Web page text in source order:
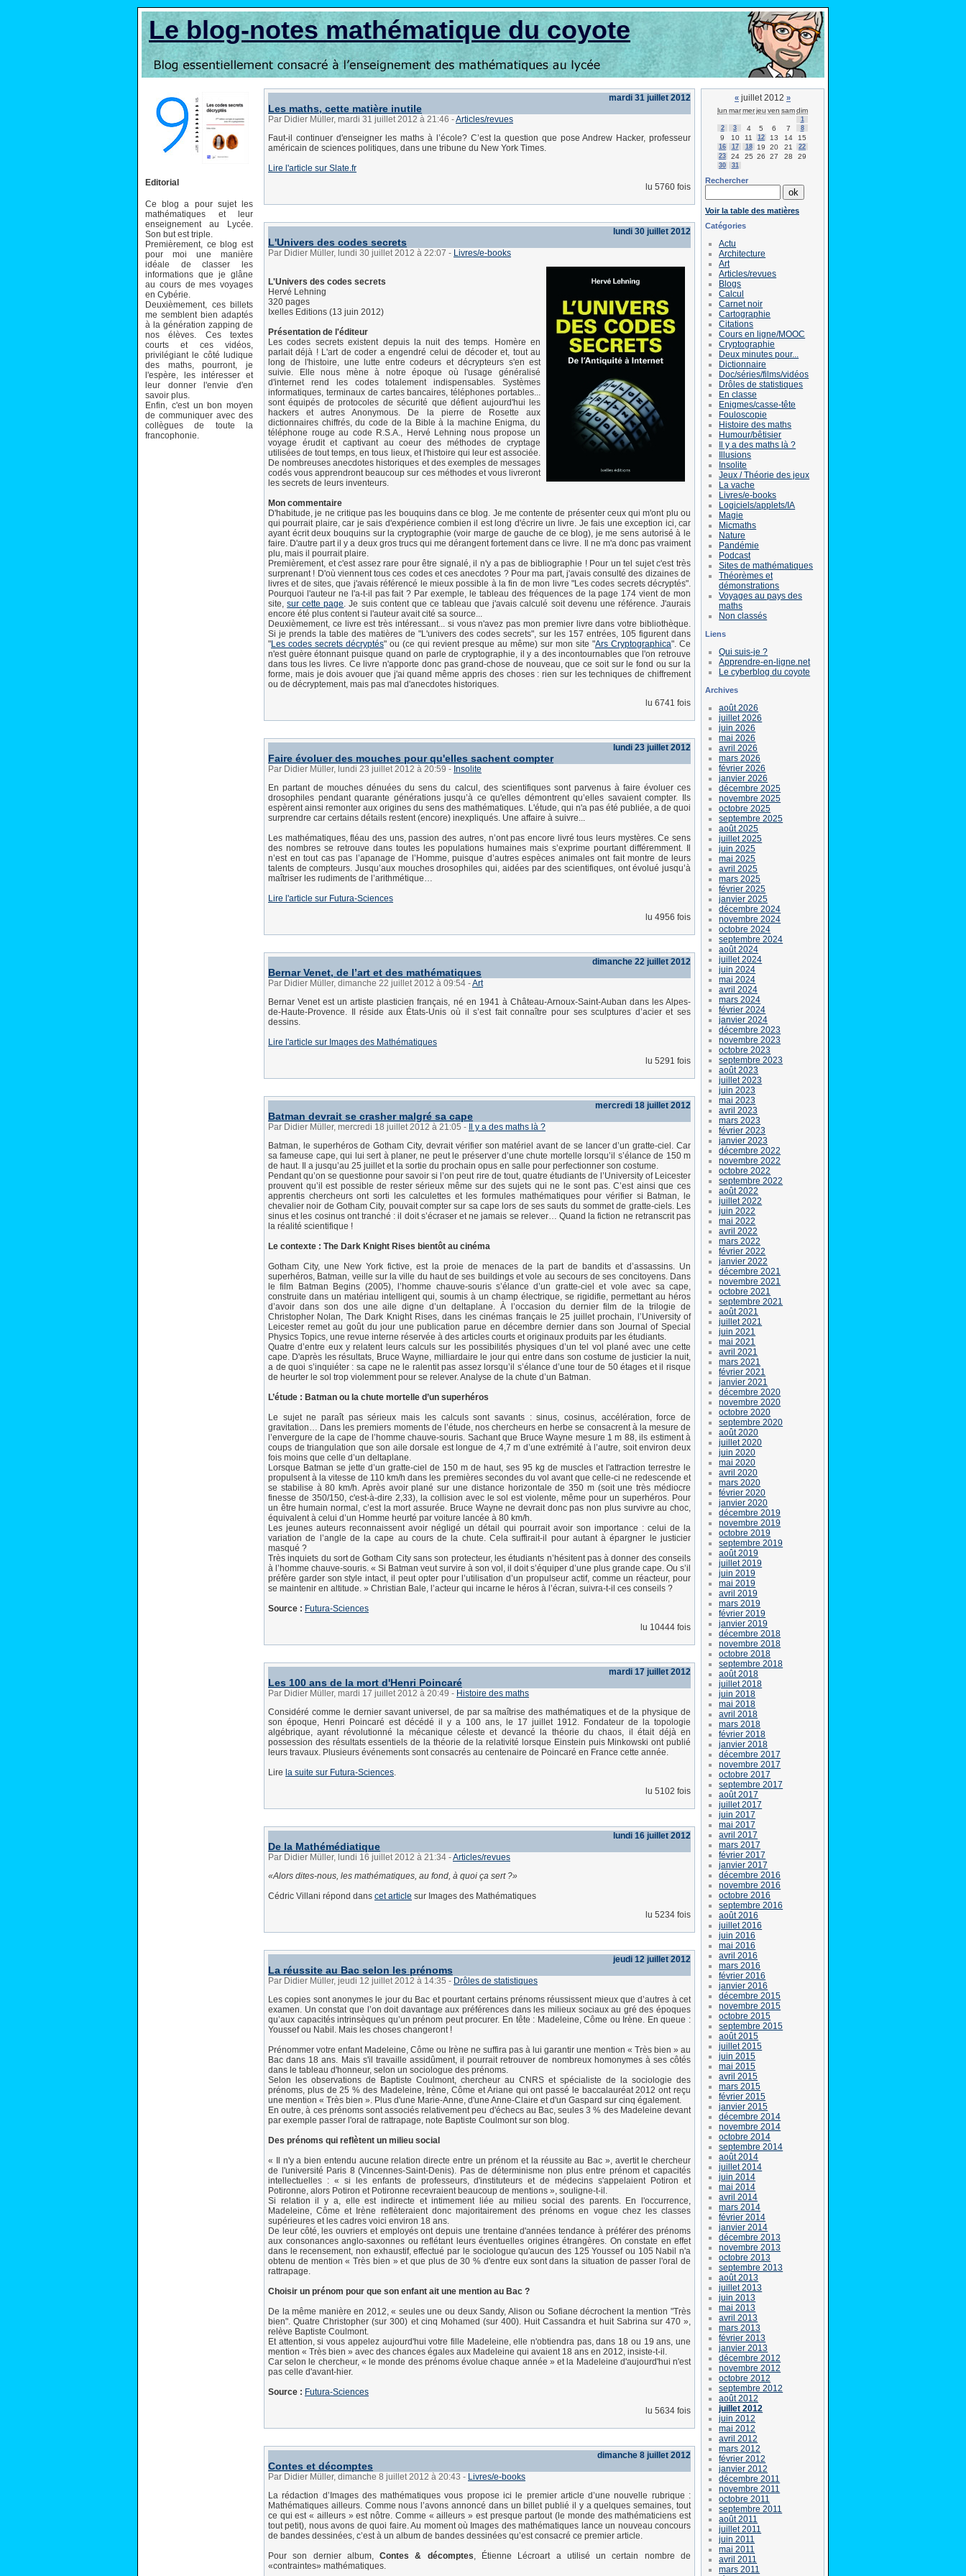
Le blog-notes mathématique du coyote
Editorial
Ce blog a pour sujet les
mathématiques et leur
enseignement au Lycée.
Son but est triple.
Premièrement, ce blog est
pour moi une manière
idéale de classer les
informations que je glâne
au cours de mes voyages
en Cybérie.
Deuxièmement, ces billets
me semblent bien adaptés
à la génération zapping de
nos élèves. Ces textes
courts et ces vidéos,
privilégiant le côté ludique
des maths, pourront, je
l'espère, les intéresser et
leur donner l'envie d'en
savoir plus.
Enfin, c'est un bon moyen
de communiquer avec des
collègues de toute la
francophonie.
mardi 31 juillet 2012
Les maths, cette matière inutile
Par Didier Müller, mardi 31 juillet 2012 à 21:46 -Articles/revues
Faut-il continuer d'enseigner les maths à l’école? C’est la question que pose Andrew Hacker, professeur
américain de sciences politiques, dans une tribune du New York Times.
Lire l'article sur Slate.fr
lu 5760 fois
lundi 30 juillet 2012
L'Univers des codes secrets
Par Didier Müller, lundi 30 juillet 2012 à 22:07 - Livres/e-books
L'Univers des codes secrets
Hervé Lehning
320 pages
Ixelles Editions (13 juin 2012)
Présentation de l'éditeur
Les codes secrets existent depuis la nuit des temps. Homère en
parlait déjà ! L'art de coder a engendré celui de décoder et, tout au
long de l'histoire, une lutte entre codeurs et décrypteurs s'en est
suivie. Elle nous mène à notre époque où l'usage généralisé
d'internet rend les codes totalement indispensables. Systèmes
informatiques, terminaux de cartes bancaires, téléphones portables...
sont équipés de protocoles de sécurité que défient aujourd'hui les
hackers et autres Anonymous. De la pierre de Rosette aux
dictionnaires chiffrés, du code de la Bible à la machine Enigma, du
téléphone rouge au code R.S.A., Hervé Lehning nous propose un
voyage érudit et captivant au coeur des méthodes de cryptage
utilisées de tout temps, en tous lieux, et l'histoire qui leur est associée.
De nombreuses anecdotes historiques et des exemples de messages
codés vous apprendront beaucoup sur ces méthodes et vous livreront
les secrets de leurs inventeurs.
Mon commentaire
D'habitude, je ne critique pas les bouquins dans ce blog. Je me contente de présenter ceux qui m'ont plu ou
qui pourrait plaire, car je sais d'expérience combien il est long d'écrire un livre. Je fais une exception ici, car
ayant écrit deux bouquins sur la cryptographie (voir marge de gauche de ce blog), je me sens autorisé à le
faire. D'autre part il y a deux gros trucs qui me dérangent fortement dans ce livre. Il ne m'a donc pas vraiment
plu, mais il pourrait plaire.
Premièrement, et c'est assez rare pour être signalé, il n'y a pas de bibliographie ! Pour un tel sujet c'est très
surprenant ! D'où viennent tous ces codes et ces anecdotes ? Pour ma part, j'avais consulté des dizaines de
livres et de sites, que j'avais référencé le mieux possible à la fin de mon livre "Les codes secrets décryptés".
Pourquoi l'auteur ne l'a-t-il pas fait ? Par exemple, le tableau des fréquences de la page 174 vient de mon
site,sur cette page. Je suis content que ce tableau que j'avais calculé soit devenu une référence. J'aurais
encore été plus content si l'auteur avait cité sa source...
Deuxièmement, ce livre est très intéressant... si vous n'avez pas mon premier livre dans votre bibliothèque.
Si je prends la table des matières de "L'univers des codes secrets", sur les 157 entrées, 105 figurent dans
"Les codes secrets décryptés" ou (ce qui revient presque au même) sur mon site "Ars Cryptographica". Ce
n'est guère étonnant puisque quand on parle de cryptographie, il y a des incontournables que l'on retrouve
dans tous les livres. Ce livre n'apporte donc pas grand-chose de nouveau, que ce soit sur le fond ou sur la
forme, mais je dois avouer que j'ai quand même appris des choses : rien sur les techniques de chiffrement
ou de décryptement, mais pas mal d'anecdotes historiques.
lu 6741 fois
lundi 23 juillet 2012
Faire évoluer des mouches pour qu'elles sachent compter
Par Didier Müller, lundi 23 juillet 2012 à 20:59 - Insolite
En partant de mouches dénuées du sens du calcul, des scientifiques sont parvenus à faire évoluer ces
drosophiles pendant quarante générations jusqu’à ce qu'elles démontrent qu’elles savaient compter. Ils
espèrent ainsi remonter aux origines du sens des mathématiques. L'étude, qui n'a pas été publiée, a de quoi
surprendre car certains détails restent (encore) inexpliqués. Une affaire à suivre...
Les mathématiques, fléau des uns, passion des autres, n’ont pas encore livré tous leurs mystères. Ce sens
des nombres se retrouve dans toutes les populations humaines mais s’exprime pourtant différemment. Il
n’est en tout cas pas l’apanage de l’Homme, puisque d’autres espèces animales ont fait montre de leurs
talents de compteurs. Jusqu’aux mouches drosophiles qui, aidées par des scientifiques, ont évolué jusqu’à
maîtriser les rudiments de l’arithmétique…
Lire l'article sur Futura-Sciences
lu 4956 fois
dimanche 22 juillet 2012
Bernar Venet, de l’art et des mathématiques
Par Didier Müller, dimanche 22 juillet 2012 à 09:54 -Art
Bernar Venet est un artiste plasticien français, né en 1941 à Château-Arnoux-Saint-Auban dans les Alpes-
de-Haute-Provence. Il réside aux États-Unis où il s’est fait connaître pour ses sculptures d’acier et ses
dessins.
Lire l'article sur Images des Mathématiques
lu 5291 fois
mercredi 18 juillet 2012
Batman devrait se crasher malgré sa cape
Par Didier Müller, mercredi 18 juillet 2012 à 21:05 -
Il y a des maths là ?
Batman, le superhéros de Gotham City, devrait vérifier son matériel avant de se lancer d’un gratte-ciel. Car
sa fameuse cape, qui lui sert à planer, ne peut le préserver d’une chute mortelle lorsqu’il s’élance de 150 m
de haut. Il a jusqu’au 25 juillet et la sortie du prochain opus en salle pour perfectionner son costume.
Pendant qu’on se questionne pour savoir si l’on peut rire de tout, quatre étudiants de l’University of Leicester
prouvent qu’il est possible de rester sérieux même sur des sujets qui ne le sont pas. C’est ainsi que ces
apprentis chercheurs ont sorti les calculettes et les formules mathématiques pour vérifier si Batman, le
chevalier noir de Gotham City, pouvait compter sur sa cape lors de ses sauts du sommet de gratte-ciels. Les
sinus et les cosinus ont tranché : il doit s’écraser et ne jamais se relever… Quand la fiction ne retranscrit pas
la réalité scientifique !
Le contexte : The Dark Knight Rises bientôt au cinéma
Gotham City, une New York fictive, est la proie de menaces de la part de bandits et d’assassins. Un
superhéros, Batman, veille sur la ville du haut de ses buildings et vole au secours de ses concitoyens. Dans
le film Batman Begins (2005), l’homme chauve-souris s’élance d’un gratte-ciel et vole avec sa cape,
construite dans un matériau intelligent qui, soumis à un champ électrique, se rigidifie, permettant au héros
d’avoir dans son dos une aile digne d’un deltaplane. À l’occasion du dernier film de la trilogie de
Christopher Nolan, The Dark Knight Rises, dans les cinémas français le 25 juillet prochain, l’University of
Leicester remet au goût du jour une publication parue en décembre dernier dans son Journal of Special
Physics Topics, une revue interne réservée à des articles courts et originaux produits par les étudiants.
Quatre d’entre eux y relatent leurs calculs sur les possibilités physiques d’un tel vol plané avec une cette
cape. D'après les résultats, Bruce Wayne, milliardaire le jour qui entre dans son costume de justicier la nuit,
a de quoi s’inquiéter : sa cape ne le ralentit pas assez lorsqu’il s’élance d’une tour de 50 étages et il risque
de heurter le sol trop violemment pour se relever. Analyse de la chute d’un Batman.
L’étude : Batman ou la chute mortelle d’un superhéros
Le sujet ne paraît pas sérieux mais les calculs sont savants : sinus, cosinus, accélération, force de
gravitation… Dans les premiers moments de l’étude, nos chercheurs en herbe se consacrent à la mesure de
l’envergure de la cape de l’homme chauve-souris. Sachant que Bruce Wayne mesure 1 m 88, ils estiment à
coups de triangulation que son aile dorsale est longue de 4,7 m d’une extrémité à l’autre, soit environ deux
fois moins que celle d’un deltaplane.
Lorsque Batman se jette d’un gratte-ciel de 150 m de haut, ses 95 kg de muscles et l'attraction terrestre le
propulsent à la vitesse de 110 km/h dans les premières secondes du vol avant que celle-ci ne redescende et
se stabilise à 80 km/h. Après avoir plané sur une distance horizontale de 350 m (soit une très médiocre
finesse de 350/150, c'est-à-dire 2,33), la collision avec le sol est violente, même pour un superhéros. Pour
un être humain normal, c’est la mort assurée. Bruce Wayne ne devrait donc pas non plus survivre au choc,
équivalent à celui d’un Homme heurté par voiture lancée à 80 km/h.
Les jeunes auteurs reconnaissent avoir négligé un détail qui pourrait avoir son importance : celui de la
variation de l’angle de la cape au cours de la chute. Cela suffirait-il pour autant à épargner le justicier
masqué ?
Très inquiets du sort de Gotham City sans son protecteur, les étudiants n’hésitent pas à donner des conseils
à l’homme chauve-souris. « Si Batman veut survire à son vol, il doit s’équiper d’une plus grande cape. Ou s’il
préfère garder son style intact, il peut opter pour l’utilisation d’un propulseur actif, comme un réacteur, pour
se maintenir en altitude. » Christian Bale, l’acteur qui incarne le héros à l’écran, suivra-t-il ces conseils ?
Source : Futura-Sciences
lu 10444 fois
mardi 17 juillet 2012
Les 100 ans de la mort d'Henri Poincaré
Par Didier Müller, mardi 17 juillet 2012 à 20:49 - Histoire des maths
Considéré comme le dernier savant universel, de par sa maîtrise des mathématiques et de la physique de
son époque, Henri Poincaré est décédé il y a 100 ans, le 17 juillet 1912. Fondateur de la topologie
algébrique, ayant révolutionné la mécanique céleste et devancé la théorie du chaos, il était déjà en
possession des résultats essentiels de la théorie de la relativité lorsque Einstein puis Minkowski ont publié
leurs travaux. Plusieurs événements sont consacrés au centenaire de Poincaré en France cette année.
Lire la suite sur Futura-Sciences.
lu 5102 fois
lundi 16 juillet 2012
De la Mathémédiatique
Par Didier Müller, lundi 16 juillet 2012 à 21:34 -Articles/revues
Alors dites-nous, les mathématiques, au fond, à quoi ça sert ?
Cédric Villani répond dans cet article sur Images des Mathématiques
lu 5234 fois
jeudi 12 juillet 2012
La réussite au Bac selon les prénoms
Par Didier Müller, jeudi 12 juillet 2012 à 14:35 - Drôles de statistiques
Les copies sont anonymes le jour du Bac et pourtant certains prénoms réussissent mieux que d’autres à cet
examen. Un constat que l’on doit davantage aux préférences dans les milieux sociaux au gré des époques
qu’aux capacités intrinsèques qu’un prénom peut procurer. En tête : Madeleine, Côme ou Irène. En queue :
Youssef ou Nabil. Mais les choses changeront !
Prénommer votre enfant Madeleine, Côme ou Irène ne suffira pas à lui garantir une mention « Très bien » au
Bac dans 18 ans. Mais s'il travaille assidûment, il pourrait retrouver de nombreux homonymes à ses côtés
dans le tableau d'honneur, selon un sociologue des prénoms.
Selon les observations de Baptiste Coulmont, chercheur au CNRS et spécialiste de la sociologie des
prénoms, plus de 25 % des Madeleine, Irène, Côme et Ariane qui ont passé le baccalauréat 2012 ont reçu
une mention « Très bien ». Plus d'une Marie-Anne, d'une Anne-Claire et d'un Gaspard sur cinq également.
En outre, à ces prénoms sont associés relativement peu d'échecs au Bac, seules 3 % des Madeleine devant
par exemple passer l'oral de rattrapage, note Baptiste Coulmont sur son blog.
Des prénoms qui reflètent un milieu social
« Il n'y a bien entendu aucune relation directe entre un prénom et la réussite au Bac », avertit le chercheur
de l'université Paris 8 (Vincennes-Saint-Denis). Pas de déterminisme non plus entre prénom et capacités
intellectuelles : « si les enfants de professeurs, d'instituteurs et de médecins s'appelaient Potiron et
Potironne, alors Potiron et Potironne recevraient beaucoup de mentions », souligne-t-il.
Si relation il y a, elle est indirecte et intimement liée au milieu social des parents. En l'occurrence,
Madeleine, Côme et Irène reflèteraient donc majoritairement des prénoms en vogue chez les classes
supérieures et les cadres voici environ 18 ans.
De leur côté, les ouvriers et employés ont depuis une trentaine d'années tendance à préférer des prénoms
aux consonances anglo-saxonnes ou reflétant leurs éventuelles origines étrangères. On constate en effet
dans le recensement, non exhaustif, effectué par le sociologue qu'aucun des 125 Youssef ou 105 Nabil n'a
obtenu de mention « Très bien » et que plus de 30 % d'entre eux sont dans la situation de passer l'oral de
rattrapage.
Choisir un prénom pour que son enfant ait une mention au Bac ?
De la même manière en 2012, « seules une ou deux Sandy, Alison ou Sofiane décrochent la mention "Très
bien". Quatre Christopher (sur 300) et cinq Mohamed (sur 400). Huit Cassandra et huit Sabrina sur 470 »,
relève Baptiste Coulmont.
Et attention, si vous appelez aujourd'hui votre fille Madeleine, elle n'obtiendra pas, dans 18 ou 19 ans, une
mention « Très bien » avec des chances égales aux Madeleine qui avaient 18 ans en 2012, insiste-t-il.
Car selon le chercheur, « le monde des prénoms évolue chaque année » et la Madeleine d'aujourd'hui n'est
pas celle d'avant-hier.
Source : Futura-Sciences
lu 5634 fois
dimanche 8 juillet 2012
Contes et décomptes
Par Didier Müller, dimanche 8 juillet 2012 à 20:43 - Livres/e-books
La rédaction d’Images des mathématiques vous propose ici le premier article d’une nouvelle rubrique :
Mathématiques ailleurs. Comme nous l’avons annoncé dans un billet publié il y a quelques semaines, tout
ce qui est « ailleurs » est nôtre. Comme « ailleurs » est presque partout (le monde des mathématiciens est
tout petit), nous avons de quoi faire. Au moment où Images des mathématiques lance un nouveau concours
de bandes dessinées, c’est à un album de bandes dessinées qu’est consacré ce premier article.
Pour son dernier album,Contes & décomptes, Étienne Lécroart a utilisé un certain nombre de
«contraintes» mathématiques.
« juillet 2012 »
lun marmerjeu ven samdim
1
2
3 4 5 6 7 8
9 10 11 12 13 14 15
16 17 18 19 20 21
22
23
24 25 26 27 28 29
30 31
Rechercher
Voir la table des matières
Catégories
Actu
Architecture
Art
Articles/revues
Blogs
Calcul
Carnet noir
Cartographie
Citations
Cours en ligne/MOOC
Cryptographie
Deux minutes pour...
Dictionnaire
Doc/séries/films/vidéos
Drôles de statistiques
En classe
Enigmes/casse-tête
Fouloscopie
Histoire des maths
Humour/bêtisier
Il y a des maths là ?
Illusions
Insolite
Jeux / Théorie des jeux
La vache
Livres/e-books
Logiciels/applets/IA
Magie
Micmaths
Nature
Pandémie
Podcast
Sites de mathématiques
Théorèmes et
démonstrations
Voyages au pays des
maths
Non classés
Liens
Qui suis-je ?
Apprendre-en-ligne.net
Le cyberblog du coyote
Archives
août 2026
juillet 2026
juin 2026
mai 2026
avril 2026
mars 2026
février 2026
janvier 2026
décembre 2025
novembre 2025
octobre 2025
septembre 2025
août 2025
juillet 2025
juin 2025
mai 2025
avril 2025
mars 2025
février 2025
janvier 2025
décembre 2024
novembre 2024
octobre 2024
septembre 2024
août 2024
juillet 2024
juin 2024
mai 2024
avril 2024
mars 2024
février 2024
janvier 2024
décembre 2023
novembre 2023
octobre 2023
septembre 2023
août 2023
juillet 2023
juin 2023
mai 2023
avril 2023
mars 2023
février 2023
janvier 2023
décembre 2022
novembre 2022
octobre 2022
septembre 2022
août 2022
juillet 2022
juin 2022
mai 2022
avril 2022
mars 2022
février 2022
janvier 2022
décembre 2021
novembre 2021
octobre 2021
septembre 2021
août 2021
juillet 2021
juin 2021
mai 2021
avril 2021
mars 2021
février 2021
janvier 2021
décembre 2020
novembre 2020
octobre 2020
septembre 2020
août 2020
juillet 2020
juin 2020
mai 2020
avril 2020
mars 2020
février 2020
janvier 2020
décembre 2019
novembre 2019
octobre 2019
septembre 2019
août 2019
juillet 2019
juin 2019
mai 2019
avril 2019
mars 2019
février 2019
janvier 2019
décembre 2018
novembre 2018
octobre 2018
septembre 2018
août 2018
juillet 2018
juin 2018
mai 2018
avril 2018
mars 2018
février 2018
janvier 2018
décembre 2017
novembre 2017
octobre 2017
septembre 2017
août 2017
juillet 2017
juin 2017
mai 2017
avril 2017
mars 2017
février 2017
janvier 2017
décembre 2016
novembre 2016
octobre 2016
septembre 2016
août 2016
juillet 2016
juin 2016
mai 2016
avril 2016
mars 2016
février 2016
janvier 2016
décembre 2015
novembre 2015
octobre 2015
septembre 2015
août 2015
juillet 2015
juin 2015
mai 2015
avril 2015
mars 2015
février 2015
janvier 2015
décembre 2014
novembre 2014
octobre 2014
septembre 2014
août 2014
juillet 2014
juin 2014
mai 2014
avril 2014
mars 2014
février 2014
janvier 2014
décembre 2013
novembre 2013
octobre 2013
septembre 2013
août 2013
juillet 2013
juin 2013
mai 2013
avril 2013
mars 2013
février 2013
janvier 2013
décembre 2012
novembre 2012
octobre 2012
septembre 2012
août 2012
juillet 2012
juin 2012
mai 2012
avril 2012
mars 2012
février 2012
janvier 2012
décembre 2011
novembre 2011
octobre 2011
septembre 2011
août 2011
juillet 2011
juin 2011
mai 2011
avril 2011
mars 2011